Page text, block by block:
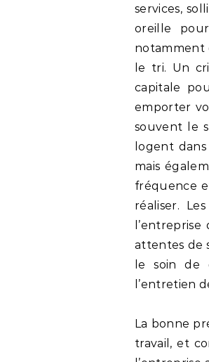
services,
oreille
notamment
le tri. Un
capitale
emporter
souvent le
logent
mais
fréquence
réaliser.
attentes de
le soin de
l’entretien
La bonne
travail, et